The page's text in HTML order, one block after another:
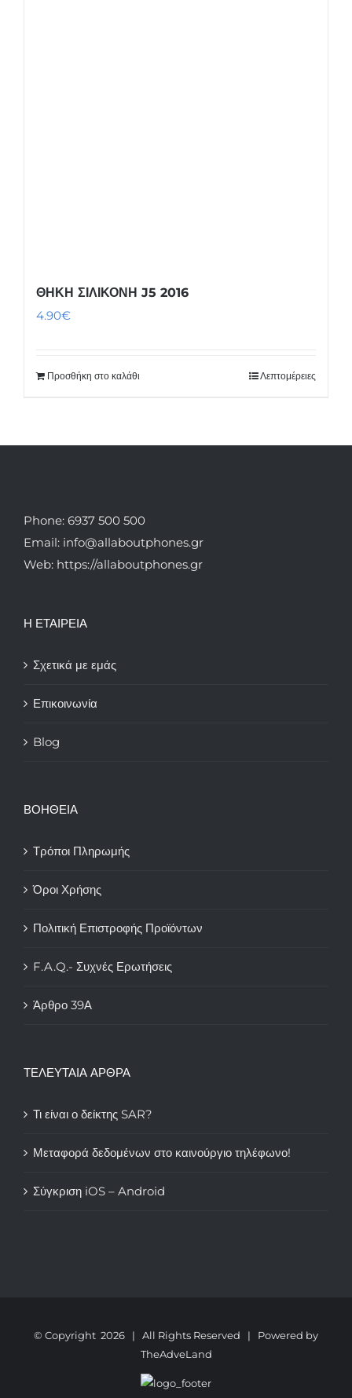
ΘΗΚΗ ΣΙΛΙΚΟΝΗ J5 2016
4.90€
Προσθήκη στο καλάθι Λεπτομέρειες
Phone: 6937 500 500
Email: info@allaboutphones.gr
Web: https://allaboutphones.gr
Η ΕΤΑΙΡΕΙΑ
Σχετικά με εμάς
Επικοινωνία
Blog
ΒΟΗΘΕΙΑ
Τρόποι Πληρωμής
Όροι Χρήσης
Πολιτική Επιστροφής Προϊόντων
F.A.Q.- Συχνές Ερωτήσεις
Άρθρο 39Α
ΤΕΛΕΥΤΑΙΑ ΑΡΘΡΑ
Τι είναι ο δείκτης SAR?
Μεταφορά δεδομένων στο καινούργιο τηλέφωνο!
Σύγκριση iOS – Android
© Copyright 2026 | All Rights Reserved | Powered by
TheAdveLand